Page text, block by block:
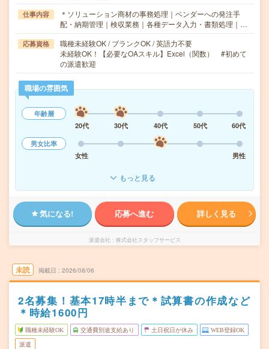
仕事内容
＊ソリューション商材の事務処理｜ベンダーへの発注手
配・納期管理｜検収業務｜各種データ入力・書類処理｜…
応募資格
職種未経験OK / ブランクOK / 英語力不要
未経験OK！【必要なOAスキル】Excel（関数） #初めて
の派遣歓迎
職場の雰囲気
年齢層
20代
30代 40代 50代
60代
男女比率
女性
男性
もっと見る
気になる! 応募へ進む 詳しく見る
派遣会社 株式会社スタッフサービス
未読 掲載日 2026/08/06
2名募集！基本17時半まで＊試算書の作成など
＊時給1600円
職種未経験OK 交通費別途支給あり 土日祝日が休み WEB登録OK
派遣